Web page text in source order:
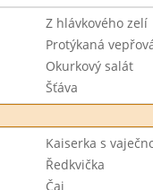
Z hlávkového zelí
Protýkaná
Okurkový salát
Šťáva
Kaiserka s
Ředkvička
Čaj